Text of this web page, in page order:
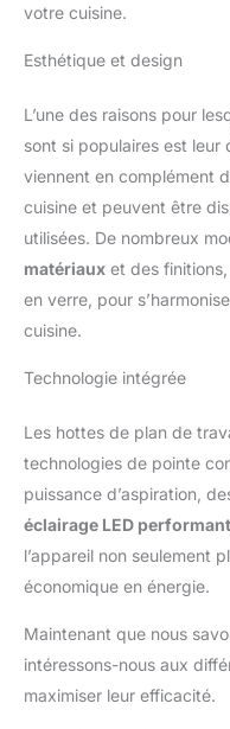
votre cuisine.
Esthétique et design
L’une des raisons pour
sont si populaires est leur
viennent en complément
cuisine et peuvent être
utilisées. De nombreux
matériaux et des
en verre, pour
cuisine.
Technologie intégrée
Les hottes de plan de
technologies de pointe
puissance d’aspiration,
éclairage LED performant
l’appareil non seulement
économique en énergie.
Maintenant que nous
intéressons-nous aux
maximiser leur efficacité.